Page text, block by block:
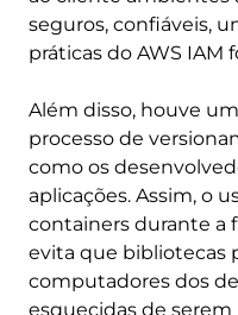
seguros, confiáveis,
práticas do AWS IAM
Além disso, houve
processo de
como os
aplicações. Assim, o
containers durante a
evita que bibliotecas
computadores dos
esquecidas de serem